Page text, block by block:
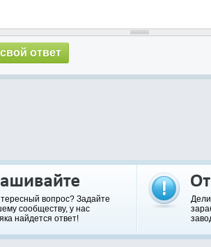
вопрос? Задайте
сообществу, у нас
найдется ответ!